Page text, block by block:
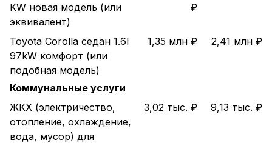
KW новая модель (или
эквивалент)
₽
Toyota Corolla седан 1.6l
97kW комфорт (или
подобная модель)
1,35 млн ₽ 2,41 млн ₽
Коммунальные услуги
ЖКХ (электричество,
отопление, охлаждение,
вода, мусор) для
3,02 тыс. ₽ 9,13 тыс. ₽